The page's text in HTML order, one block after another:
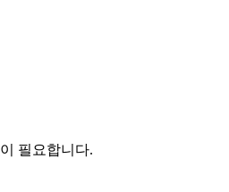
이 필요합니다.